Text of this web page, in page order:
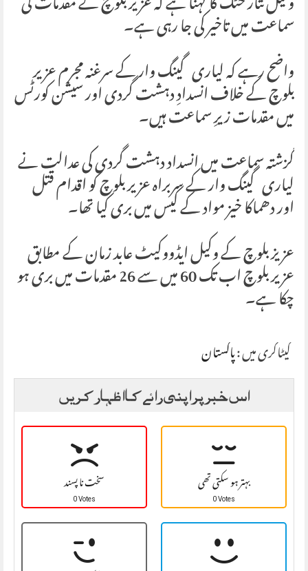
سماعت میں تاخیر کی جا رہی ہے۔
واضح رہے کہ لیاری گینگ وار کے سرغنہ مجرم عزیر
بلوچ کے خلاف انسدادِ دہشت گردی اور سیشن کورٹس
میں مقدمات زیرِ سماعت ہیں۔
گزشتہ سماعت میں انسداد دہشت گردی کی عدالت نے
لیاری گینگ وار کے سربراہ عزیر بلوچ کو اقدام قتل
اور دھماکا خیز مواد کے کیس میں بری کیا تھا۔
عزیز بلوچ کے وکیل ایڈووکیٹ عابد زمان کے مطابق
عزیر بلوچ اب تک 60 میں سے 26 مقدمات میں بری ہو چکا ہے۔
کیٹاگری میں :پاکستان
اس خبر پر اپنی رائے کا اظہار کریں
سخت نا پسند
0 Votes بہتر ہو سکتی تھی
0 Votes